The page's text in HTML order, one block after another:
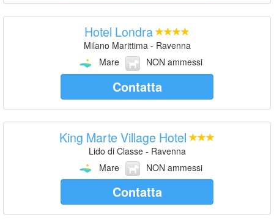
Hotel Londra
Milano Marittima - Ravenna
Mare
NON ammessi
Contatta
King Marte Village Hotel
Lido di Classe - Ravenna
Mare
NON ammessi
Contatta